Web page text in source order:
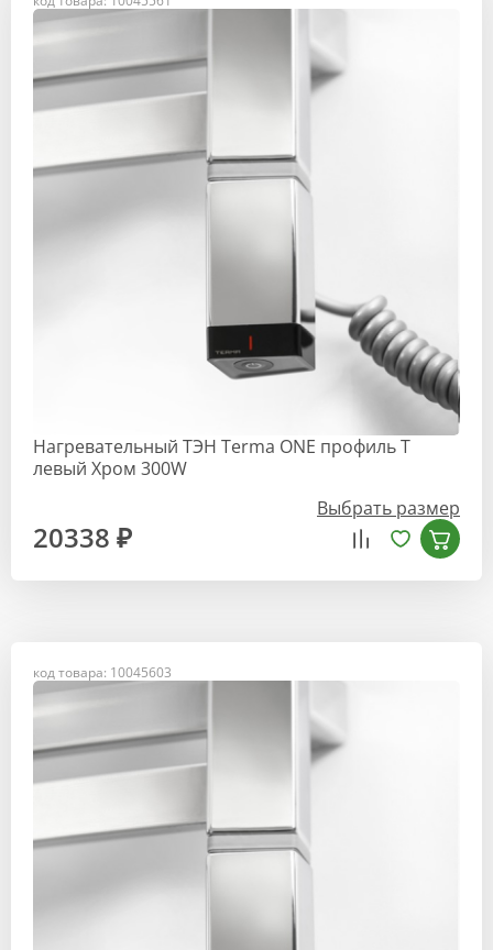
Нагревательный ТЭН Terma ONE профиль T
левый Хром 300W
Выбрать размер
20338 ₽
код товара: 10045603